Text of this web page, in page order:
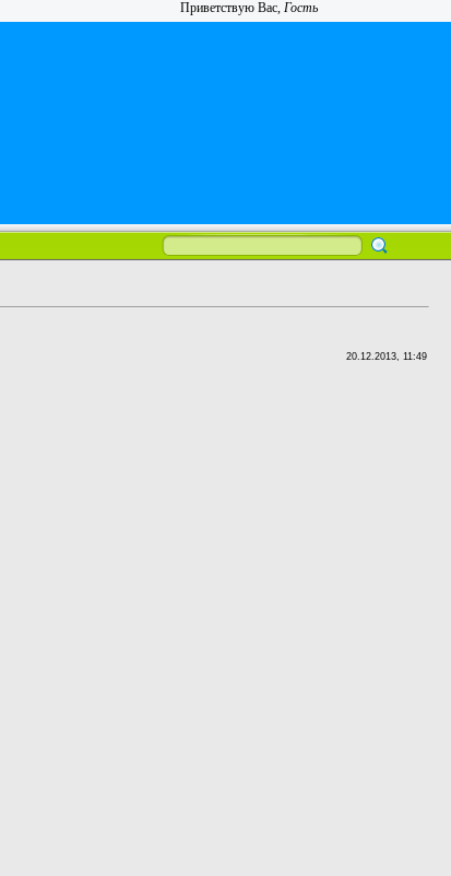
Приветствую Вас, Гость
20.12.2013, 11:49